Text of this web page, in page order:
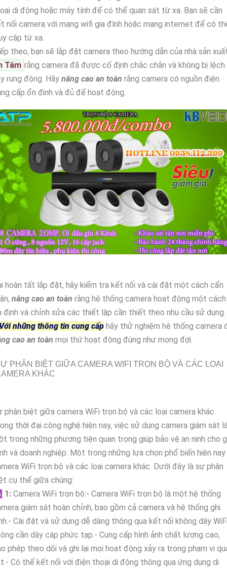
di động hoặc máy tính để có thể quan sát từ xa. Bạn sẽ cần
nối camera với mạng wifi gia đình hoặc mạng internet để có
cập từ xa.
theo, bạn sẽ lắp đặt camera theo hướng dẫn của nhà sản
Tâm rằng camera đã được cố định chắc chắn và không bị lệch
rung động. Hãy nâng cao an toàn rằng camera có nguồn điện
cấp ổn định và đủ để hoạt động.
hoàn tất lắp đặt, hãy kiểm tra kết nối và cài đặt một cách cẩn
nâng cao an toàn rằng hệ thống camera hoạt động một cách
định và chỉnh sửa các thiết lập cần thiết theo nhu cầu sử dụng.
những thông tin cung cấp hãy thử nghiệm hệ thống camera
cao an toàn mọi thứ hoạt động đúng như mong đợi.
PHÂN BIỆT GIỮA CAMERA WIFI TRỌN BỘ VÀ CÁC LOẠI
KHÁC
phân biệt giữa camera WiFi trọn bộ và các loại camera khác
thời đại công nghệ hiện nay, việc sử dụng camera giám sát
trong những phương tiện quan trọng giúp bảo vệ an ninh cho
và doanh nghiệp. Một trong những lựa chọn phổ biến hiện nay
WiFi trọn bộ và các loại camera khác. Dưới đây là sự phân
cụ thể giữa chúng:
1: Camera WiFi trọn bộ:- Camera WiFi trọn bộ là một hệ thống
giám sát hoàn chỉnh, bao gồm cả camera và hệ thống ghi
Cài đặt và sử dụng dễ dàng thông qua kết nối không dây
cần dây cáp phức tạp.- Cung cấp hình ảnh chất lượng cao,
phép theo dõi và ghi lại mọi hoạt động xảy ra trong phạm vi
Có thể kết nối với điện thoại di động thông qua ứng dụng di